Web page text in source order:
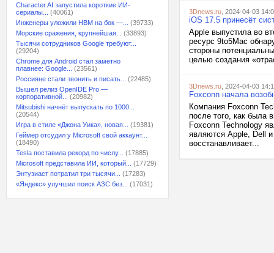
Character.AI запустила короткие ИИ-
сериалы...
(40061)
Инженеры уложили HBM на бок —...
(39733)
Морские сражения, крупнейшая...
(33893)
Тысячи сотрудников Google требуют...
(29204)
Chrome для Android стал заметно
плавнее: Google...
(23561)
Россияне стали звонить и писать...
(22485)
Вышел релиз OpenIDE Pro —
корпоративной...
(20982)
Mitsubishi начнёт выпускать по 1000...
(20544)
Игра в стиле «Джона Уика», новая...
(19381)
Геймер отсудил у Microsoft свой аккаунт...
(18490)
Tesla поставила рекорд по числу...
(17885)
Microsoft представила ИИ, который...
(17729)
Энтузиаст потратил три тысячи...
(17283)
«Яндекс» улучшил поиск АЗС без...
(17031)
3Dnews.ru , 2024-04-03
iOS 17.5 принесёт
Apple выпустила во
ресурс 9to5Mac
стороны
целью создания
3Dnews.ru , 2024-04-03
Foxconn начала
Компания Foxconn
после того, как была
Foxconn Technology
являются Apple, Dell
восстанавливает...